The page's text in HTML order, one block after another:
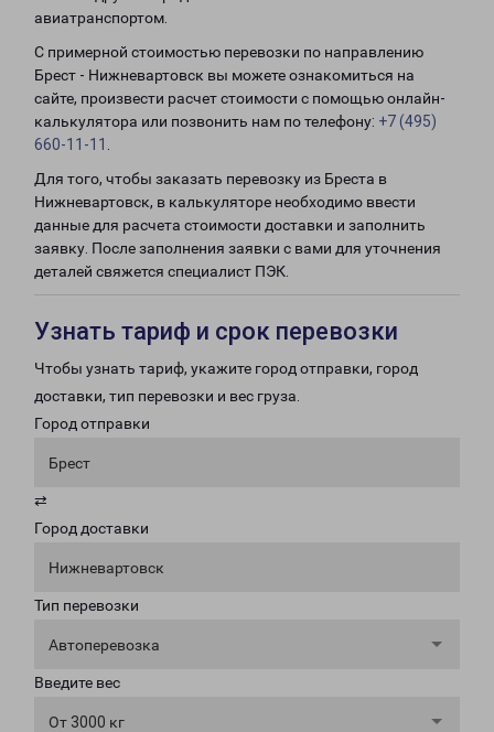
авиатранспортом.
С примерной стоимостью перевозки по направлению
Брест - Нижневартовск вы можете ознакомиться на
сайте, произвести расчет стоимости с помощью онлайн-
калькулятора или позвонить нам по телефону: +7 (495)
660-11-11
Для того, чтобы заказать перевозку из Бреста в
Нижневартовск, в калькуляторе необходимо ввести
данные для расчета стоимости доставки и заполнить
заявку. После заполнения заявки с вами для уточнения
деталей свяжется специалист ПЭК.
Узнать тариф и срок перевозки
Чтобы узнать тариф, укажите город отправки, город
доставки, тип перевозки и вес груза.
Город отправки
Брест
⇄
Город доставки
Нижневартовск
Тип перевозки
Автоперевозка
Введите вес
От 3000 кг